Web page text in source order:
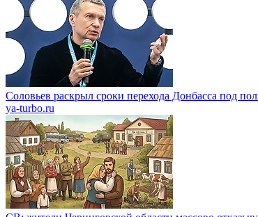
Соловьев раскрыл сроки перехода Донбасса под
ya-turbo.ru